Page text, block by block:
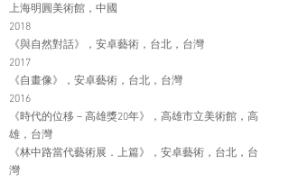
上海明圓美術館，中國
2018
《與自然對話》，安卓藝術，台北，台灣
2017
《自畫像》，安卓藝術，台北，台灣
2016
《時代的位移－高雄獎20年》，高雄市立美術館，高
雄，台灣
《林中路當代藝術展．上篇》，安卓藝術，台北，台
灣